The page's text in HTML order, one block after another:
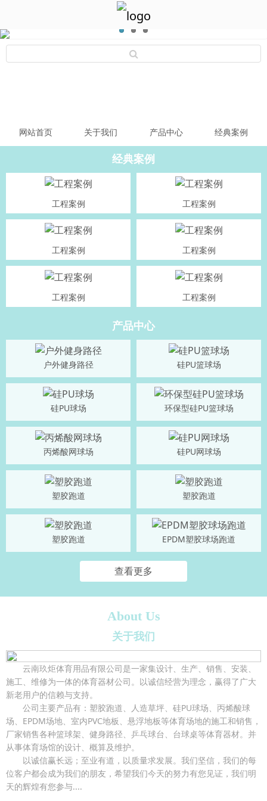
网站首页 关于我们 产品中心 经典案例
经典案例
工程案例 工程案例
工程案例 工程案例
工程案例 工程案例
产品中心
户外健身路径 硅PU篮球场
硅PU球场 环保型硅PU篮球场
丙烯酸网球场 硅PU网球场
塑胶跑道 塑胶跑道
塑胶跑道 EPDM塑胶球场跑道
查看更多
About Us
关于我们
云南玖炬体育用品有限公司是一家集设计、生产、销售、安装、
施工、维修为一体的体育器材公司。以诚信经营为理念，赢得了广大
新老用户的信赖与支持。
公司主要产品有：塑胶跑道、人造草坪、硅PU球场、丙烯酸球
场、EPDM场地、室内PVC地板、悬浮地板等体育场地的施工和销售，
厂家销售各种篮球架、健身路径、乒乓球台、台球桌等体育器材。并
从事体育场馆的设计、概算及维护。
以诚信赢长远；至业有道，以质量求发展。我们坚信，我们的每
位客户都会成为我们的朋友，希望我们今天的努力有您见证，我们明
天的辉煌有您参与....